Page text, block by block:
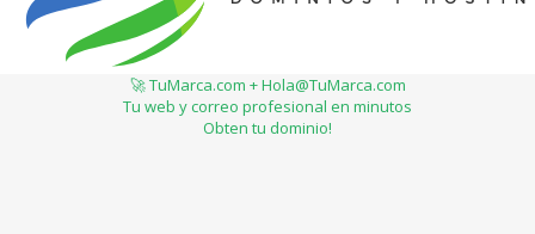
🚀 TuMarca.com + Hola@TuMarca.com
Tu web y correo profesional en minutos
Obten tu dominio!